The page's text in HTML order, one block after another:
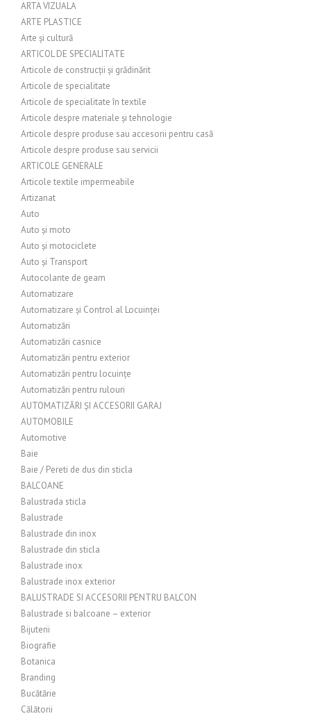
ARTA VIZUALA
ARTE PLASTICE
Arte și cultură
ARTICOL DE SPECIALITATE
Articole de construcții și grădinărit
Articole de specialitate
Articole de specialitate în textile
Articole despre materiale și tehnologie
Articole despre produse sau accesorii pentru casă
Articole despre produse sau servicii
ARTICOLE GENERALE
Articole textile impermeabile
Artizanat
Auto
Auto și moto
Auto și motociclete
Auto și Transport
Autocolante de geam
Automatizare
Automatizare și Control al Locuinței
Automatizări
Automatizări casnice
Automatizări pentru exterior
Automatizări pentru locuințe
Automatizări pentru rulouri
AUTOMATIZĂRI ȘI ACCESORII GARAJ
AUTOMOBILE
Automotive
Baie
Baie / Pereti de dus din sticla
BALCOANE
Balustrada sticla
Balustrade
Balustrade din inox
Balustrade din sticla
Balustrade inox
Balustrade inox exterior
BALUSTRADE SI ACCESORII PENTRU BALCON
Balustrade si balcoane – exterior
Bijuterii
Biografie
Botanica
Branding
Bucătărie
Călătorii